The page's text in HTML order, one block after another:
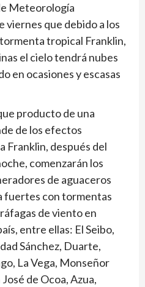
Meteorología
que debido a los
tropical Franklin,
el cielo tendrá nubes
en ocasiones y escasas
producto de una
de los efectos
Franklin, después del
comenzarán los
de aguaceros
fuertes con tormentas
de viento en
entre ellas: El Seibo,
Sánchez, Duarte,
La Vega, Monseñor
de Ocoa, Azua,